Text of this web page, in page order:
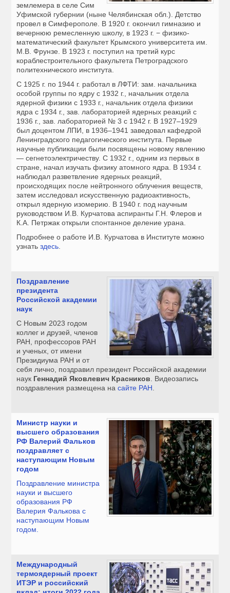
землемера в селе Сим
Уфимской губернии (ныне Челябинская обл.). Детство
провел в Симферополе. В 1920 г. окончил гимназию и
вечернюю ремесленную школу, в 1923 г. − физико-
математический факультет Крымского университета им.
М.В. Фрунзе. В 1923 г. поступил на третий курс
кораблестроительного факультета Петроградского
политехнического института.
С 1925 г. по 1944 г. работал в ЛФТИ: зам. начальника
особой группы по ядру с 1932 г., начальник отдела
ядерной физики с 1933 г., начальник отдела физики
ядра с 1934 г., зав. лабораторией ядерных реакций с
1936 г., зав. лабораторией № 3 с 1942 г. В 1927–1929
был доцентом ЛПИ, в 1936–1941 заведовал кафедрой
Ленинградского педагогического института. Первые
научные публикации были посвящены новому явлению
— сегнетоэлектричеству. С 1932 г., одним из первых в
стране, начал изучать физику атомного ядра. В 1934 г.
наблюдал разветвление ядерных реакций,
происходящих после нейтронного облучения веществ,
затем исследовал искусственную радиоактивность,
открыл ядерную изомерию. В 1940 г. под научным
руководством И.В. Курчатова аспиранты Г.Н. Флеров и
К.А. Петржак открыли спонтанное деление урана.
Подробнее о работе И.В. Курчатова в Институте можно
узнатьздесь
Поздравление
президента
Российской академии
наук
С Новым 2023 годом
коллег и друзей, членов
РАН, профессоров РАН
и ученых, от имени
Президиума РАН и от
себя лично, поздравил президент Российской академии
наук Геннадий Яковлевич Красников . Видеозапись
поздравления размещена насайте РАН
Министр науки и
высшего образования
РФ Валерий Фальков
поздравляет с
наступающим Новым
годом
Поздравление министра
науки и высшего
образования РФ
Валерия Фалькова с
наступающим Новым
годом.
Международный
термоядерный проект
ИТЭР и российский